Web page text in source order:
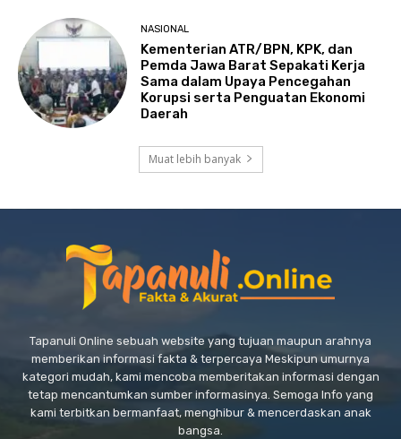
NASIONAL
Kementerian ATR/BPN, KPK, dan
Pemda Jawa Barat Sepakati Kerja
Sama dalam Upaya Pencegahan
Korupsi serta Penguatan Ekonomi
Daerah
Muat lebih banyak
Tapanuli Online sebuah website yang tujuan maupun arahnya
memberikan informasi fakta & terpercaya Meskipun umurnya
kategori mudah, kami mencoba memberitakan informasi dengan
tetap mencantumkan sumber informasinya. Semoga Info yang
kami terbitkan bermanfaat, menghibur & mencerdaskan anak
bangsa.